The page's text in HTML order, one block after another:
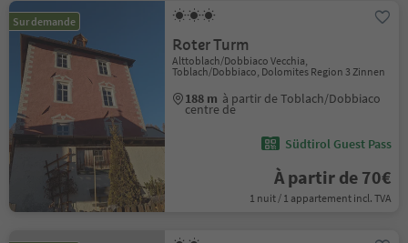
Sur demande
Roter Turm
Alttoblach/Dobbiaco Vecchia,
Toblach/Dobbiaco, Dolomites Region 3 Zinnen
188 m à partir de Toblach/Dobbiaco
centre de
Südtirol Guest Pass
À partir de 70€
1 nuit / 1 appartement incl. TVA